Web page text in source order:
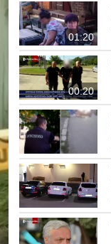
01:20
00:20